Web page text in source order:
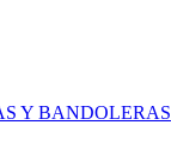
Y BANDOLERAS